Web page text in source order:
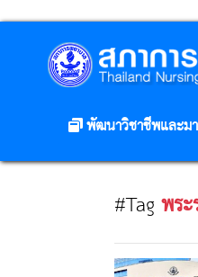
พัฒนาวิชาชีพและม
#Tagพร